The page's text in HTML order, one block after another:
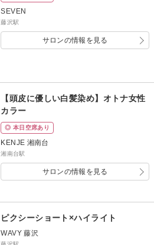
SEVEN
藤沢駅
サロンの情報を見る
【頭皮に優しい白髪染め】オトナ女性
カラー
◎ 本日空席あり
KENJE 湘南台
湘南台駅
サロンの情報を見る
ピクシーショート×ハイライト
WAVY 藤沢